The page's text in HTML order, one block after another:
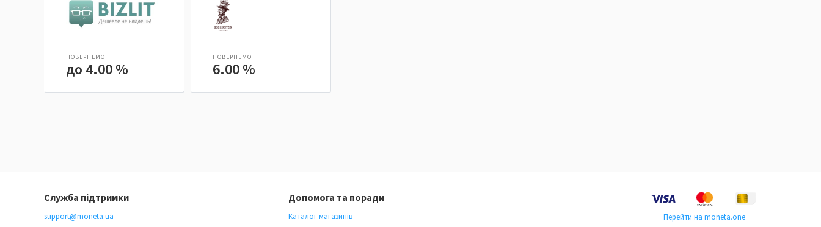
ПОВЕРНЕМО
до 4.00 %
ПОВЕРНЕМО
6.00 %
Допомога та поради
Каталог магазинів
Служба підтримки
support@moneta.ua Перейти на moneta.one